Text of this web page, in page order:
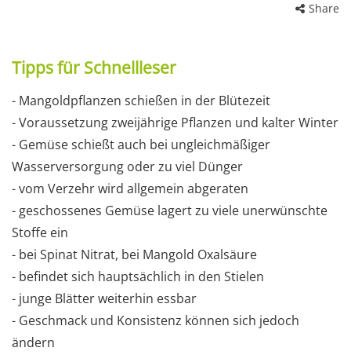
Share
Tipps für Schnellleser
- Mangoldpflanzen schießen in der Blütezeit
- Voraussetzung zweijährige Pflanzen und kalter Winter
- Gemüse schießt auch bei ungleichmäßiger
Wasserversorgung oder zu viel Dünger
- vom Verzehr wird allgemein abgeraten
- geschossenes Gemüse lagert zu viele unerwünschte
Stoffe ein
- bei Spinat Nitrat, bei Mangold Oxalsäure
- befindet sich hauptsächlich in den Stielen
- junge Blätter weiterhin essbar
- Geschmack und Konsistenz können sich jedoch
ändern